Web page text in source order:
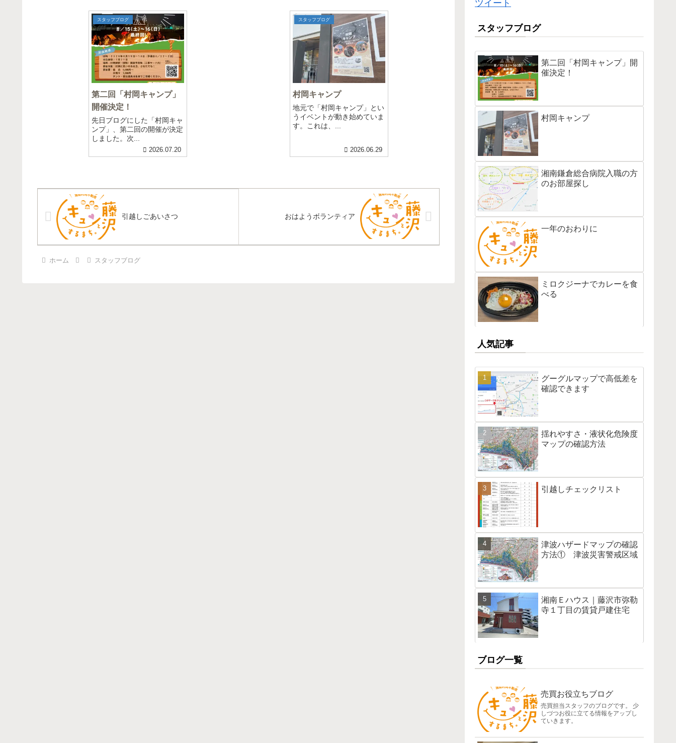
スタッフブログ
第二回「村岡キャンプ」
開催決定！
先日ブログにした「村岡キャ
ンプ」、第二回の開催が決定
しました。次...
2026.07.20
スタッフブログ
村岡キャンプ
地元で「村岡キャンプ」とい
うイベントが動き始めていま
す。これは、...
2026.06.29
引越しごあいさつ おはようボランティア
ホーム スタッフブログ
ツイート
スタッフブログ
第二回「村岡キャンプ」開
催決定！
村岡キャンプ
湘南鎌倉総合病院入職の方
のお部屋探し
一年のおわりに
ミロクジーナでカレーを食
べる
人気記事
グーグルマップで高低差を
確認できます
揺れやすさ・液状化危険度
マップの確認方法
引越しチェックリスト
津波ハザードマップの確認
方法① 津波災害警戒区域
湘南Ｅハウス｜藤沢市弥勒
寺１丁目の賃貸戸建住宅
ブログ一覧
売買お役立ちブログ
売買担当スタッフのブログです。 少
しづつお役に立てる情報をアップし
ていきます。